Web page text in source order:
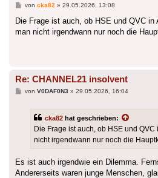
Beitrag
von cka82 » 29.05.2026, 13:08
Die Frage ist auch, ob HSE und QVC
man nicht irgendwann nur noch die
Re: CHANNEL21 insolvent
Beitrag
von V0DAF0N3 » 29.05.2026, 16:04
cka82 hat geschrieben:
Die Frage ist auch, ob HSE und
nicht irgendwann nur noch die
Es ist auch irgendwie ein Dilemma.
Andererseits waren junge Menschen,